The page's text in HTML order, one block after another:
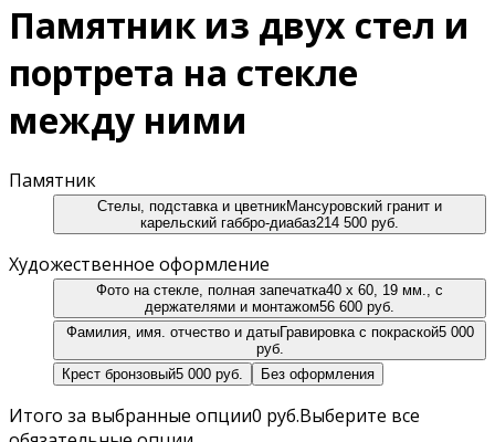
Памятник из двух стел и
портрета на стекле
между ними
Памятник
Стелы, подставка и цветникМансуровский гранит и
карельский габбро-диабаз214 500 руб.
Художественное оформление
Фото на стекле, полная запечатка40 х 60, 19 мм., с
держателями и монтажом56 600 руб.
Фамилия, имя. отчество и датыГравировка с покраской5 000
руб.
Крест бронзовый5 000 руб. Без оформления
Итого за выбранные опции0 руб.Выберите все